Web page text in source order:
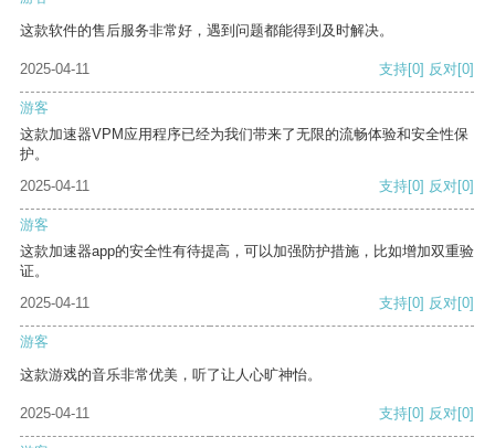
这款软件的售后服务非常好，遇到问题都能得到及时解决。
2025-04-11 支持[0] 反对[0]
游客
这款加速器VPM应用程序已经为我们带来了无限的流畅体验和安全性保
护。
2025-04-11
支持[0] 反对[0]
游客
这款加速器app的安全性有待提高，可以加强防护措施，比如增加双重验
证。
2025-04-11
支持[0] 反对[0]
游客
这款游戏的音乐非常优美，听了让人心旷神怡。
2025-04-11 支持[0] 反对[0]